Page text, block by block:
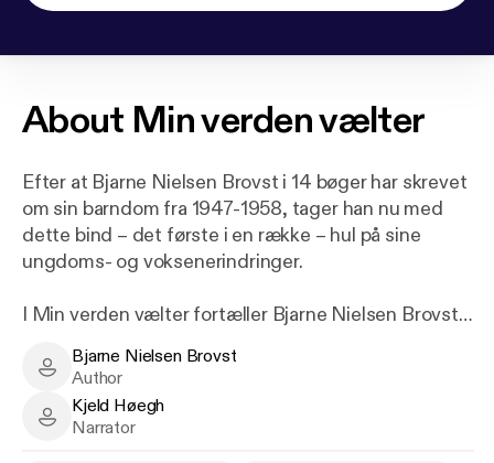
About Min verden vælter
Efter at Bjarne Nielsen Brovst i 14 bøger har skrevet
om sin barndom fra 1947-1958, tager han nu med
dette bind – det første i en række – hul på sine
ungdoms- og voksenerindringer.
I Min verden vælter fortæller Bjarne Nielsen Brovst
på realskolen. Om sine forældre, om faster Stinne
og om onkel Anton, der rejste til Amerika, og hvis
historie kom til at præge den unge Bjarne i Brovst.
Bjarne Nielsen Brovst - Author
Bjarne Nielsen Brovst
Author
Kjeld Høegh - Narrator
Kjeld Høegh
Narrator